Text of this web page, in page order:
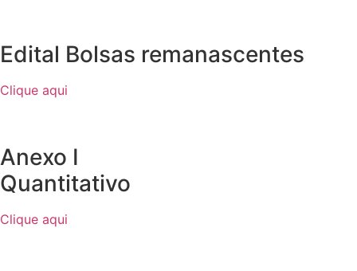
Edital Bolsas remanascentes
Clique aqui
Anexo I
Quantitativo
Clique aqui